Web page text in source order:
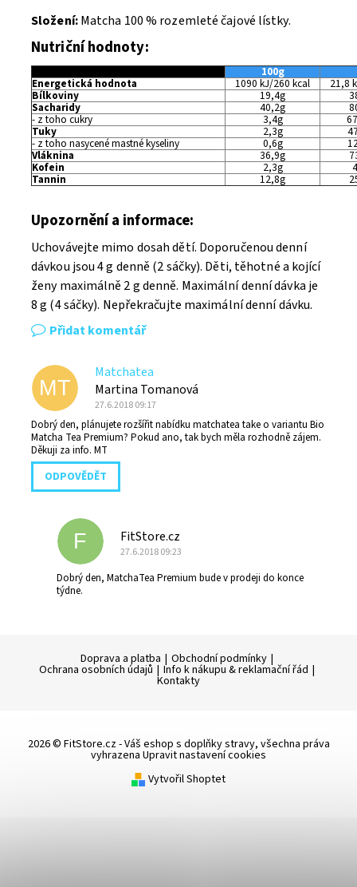
Složení:Matcha 100 % rozemleté čajové lístky.
Nutriční hodnoty:
100g
Energetická hodnota 1090 kJ/260 kcal 21,8
Bílkoviny 19,4g
Sacharidy 40,2g
- z toho cukry 3,4g
Tuky 2,3g
- z toho nasycené mastné kyseliny 0,6g
Vláknina 36,9g
Kofein 2,3g
Tannin 12,8g
Upozornění a informace:
Uchovávejte mimo dosah dětí. Doporučenou denní
dávkou jsou 4 g denně (2 sáčky). Děti, těhotné a kojící
ženy maximálně 2 g denně. Maximální denní dávka je
8 g (4 sáčky). Nepřekračujte maximální denní dávku.
Přidat komentář
MT
Matchatea
Martina Tomanová
27.6.2018 09:17
Dobrý den, plánujete rozšířit nabídku matchatea take o variantu Bio
Matcha Tea Premium? Pokud ano, tak bych měla rozhodně zájem.
Děkuji za info. MT
ODPOVĚDĚT
F FitStore.cz
27.6.2018 09:23
Dobrý den, MatchaTea Premium bude v prodeji do konce
týdne.
Doprava a platba | Obchodní podmínky |
Ochrana osobních údajů | Info k nákupu & reklamační řád |
Kontakty
2026 © FitStore.cz - Váš eshop s doplňky stravy, všechna práva
vyhrazena Upravit nastavení cookies
Vytvořil Shoptet